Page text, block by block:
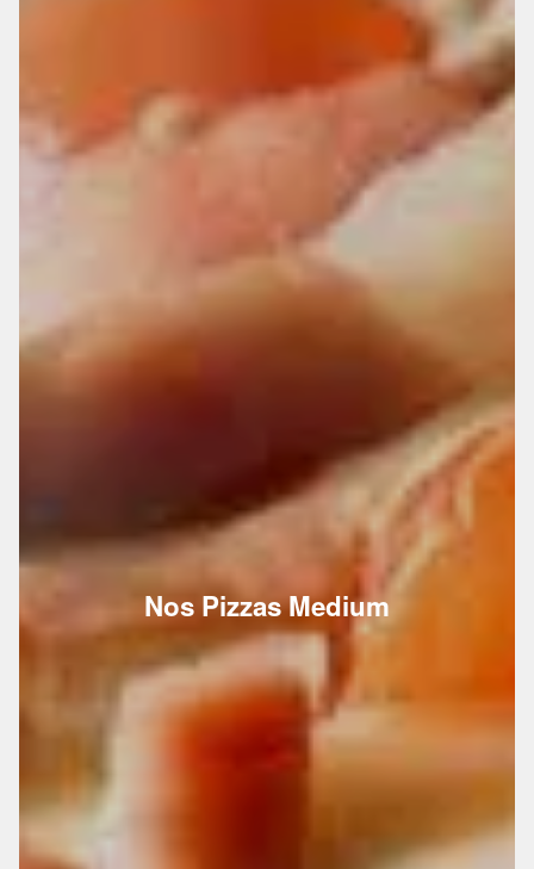
Nos Pizzas Medium